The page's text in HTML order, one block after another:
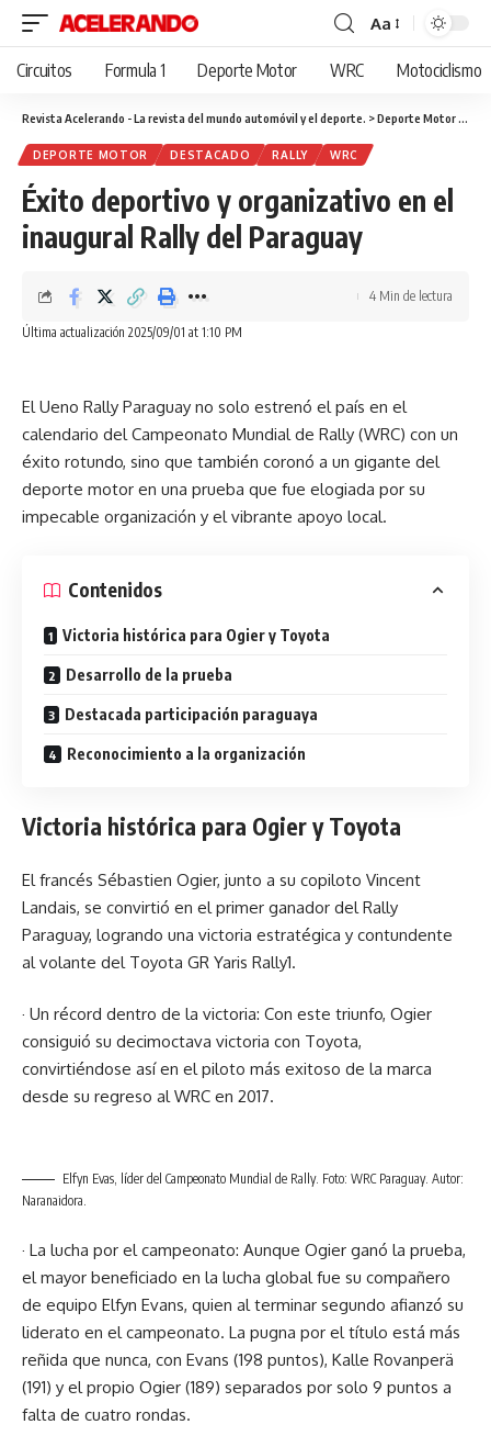
Cambiar
tamaño
fuente
Aa
Circuitos Formula 1 Deporte Motor WRC Motociclismo
Revista Acelerando - La revista del mundo automóvil y el deporte. >Deporte Motor
DEPORTE MOTOR DESTACADO RALLY WRC
Éxito deportivo y organizativo en el
inaugural Rally del Paraguay
Última actualización 2025/09/01 at 1:10 PM
4 Min de lectura
El Ueno Rally Paraguay no solo estrenó el país en el
calendario del Campeonato Mundial de Rally (WRC) con un
éxito rotundo, sino que también coronó a un gigante del
deporte motor en una prueba que fue elogiada por su
impecable organización y el vibrante apoyo local.
Contenidos
Victoria histórica para Ogier y Toyota
Desarrollo de la prueba
Destacada participación paraguaya
Reconocimiento a la organización
Victoria histórica para Ogier y Toyota
El francés Sébastien Ogier, junto a su copiloto Vincent
Landais, se convirtió en el primer ganador del Rally
Paraguay, logrando una victoria estratégica y contundente
al volante del Toyota GR Yaris Rally1.
· Un récord dentro de la victoria: Con este triunfo, Ogier
consiguió su decimoctava victoria con Toyota,
convirtiéndose así en el piloto más exitoso de la marca
desde su regreso al WRC en 2017.
Elfyn Evas, líder del Campeonato Mundial de Rally. Foto: WRC Paraguay. Autor:
Naranaidora.
· La lucha por el campeonato: Aunque Ogier ganó la prueba,
el mayor beneficiado en la lucha global fue su compañero
de equipo Elfyn Evans, quien al terminar segundo afianzó su
liderato en el campeonato. La pugna por el título está más
reñida que nunca, con Evans (198 puntos), Kalle Rovanperä
(191) y el propio Ogier (189) separados por solo 9 puntos a
falta de cuatro rondas.